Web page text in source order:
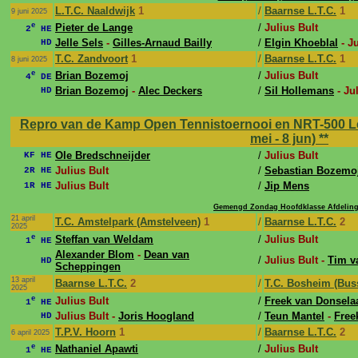
9 juni 2025
L.T.C. Naaldwijk 1 / Baarnse L.T.C. 1
2e HE Pieter de Lange / Julius Bult
HD Jelle Sels - Gilles-Arnaud Bailly / Elgin Khoeblal -
8 juni 2025 T.C. Zandvoort 1 / Baarnse L.T.C. 1
4e DE Brian Bozemoj / Julius Bult
HD Brian Bozemoj - Alec Deckers / Sil Hollemans -
Repro van de Kamp Open Tennistoernooi en NRT-500
mei - 8 jun) **
KF HE Ole Bredschneijder / Julius Bult
2R HE Julius Bult / Sebastian
1R HE Julius Bult / Jip Mens
Gemengd Zondag Hoofdklasse
21 april
2025
T.C. Amstelpark (Amstelveen) 1 / Baarnse L.T.C. 2
1e HE Steffan van Weldam / Julius Bult
HD Alexander Blom - Dean van
Scheppingen
/ Julius Bult - Tim
13 april
2025
Baarnse L.T.C. 2 / T.C. Bosheim
1e HE Julius Bult / Freek van
HD Julius Bult - Joris Hoogland / Teun Mantel -
6 april 2025 T.P.V. Hoorn 1 / Baarnse L.T.C. 2
1e HE Nathaniel Apawti / Julius Bult